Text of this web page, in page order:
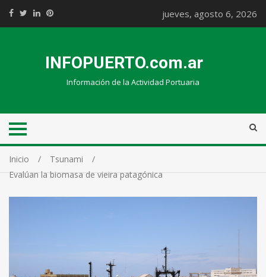
jueves, agosto 6, 2026
INFOPUERTO.com.ar
Información de la Actividad Portuaria
Inicio
Tsunami
Evalúan la biomasa de vieira patagónica